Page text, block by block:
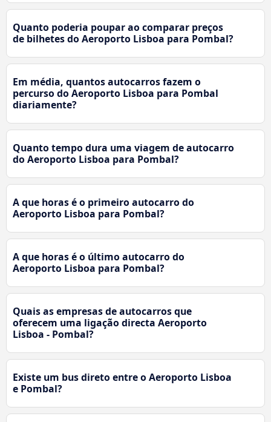
Quanto poderia poupar ao comparar preços
de bilhetes do Aeroporto Lisboa para Pombal?
Em média, quantos autocarros fazem o
percurso do Aeroporto Lisboa para Pombal
diariamente?
Quanto tempo dura uma viagem de autocarro
do Aeroporto Lisboa para Pombal?
A que horas é o primeiro autocarro do
Aeroporto Lisboa para Pombal?
A que horas é o último autocarro do
Aeroporto Lisboa para Pombal?
Quais as empresas de autocarros que
oferecem uma ligação directa Aeroporto
Lisboa - Pombal?
Existe um bus direto entre o Aeroporto Lisboa
e Pombal?